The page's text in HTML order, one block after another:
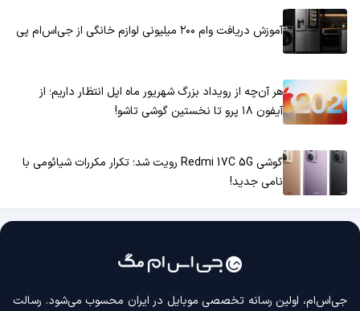
آموزش دریافت وام ۲۰۰ میلیونی لوازم خانگی از جی‌اس‌ام پی
هر آن‌چه از رویداد بزرگ شهریور ماه اپل انتظار داریم؛ از
آیفون ۱۸ پرو تا نخستین گوشی تاشو!
گوشی Redmi 17C 5G رویت شد؛ تکرار مکررات شیائومی با
نامی جدید!
جی‌اس‌ام، اولین رسانه‌ تخصصی موبایل در ایران محسوب می‌شود. رسالت